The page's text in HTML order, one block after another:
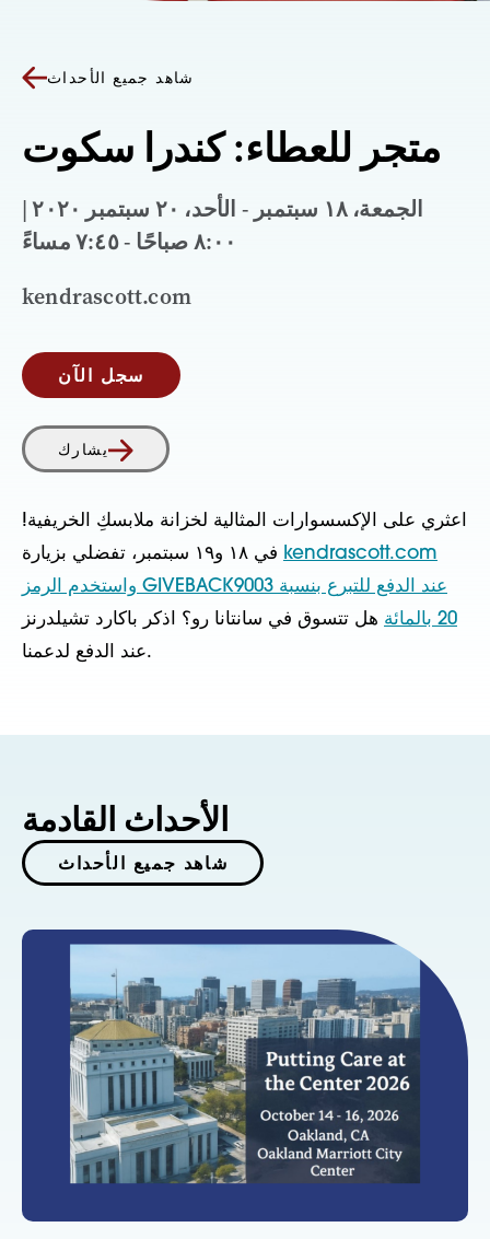
شاهد جميع الأحداث
متجر للعطاء: كندرا سكوت
الجمعة، ١٨ سبتمبر - الأحد، ٢٠ سبتمبر ٢٠٢٠ |
٨:٠٠ صباحًا - ٧:٤٥ مساءً
kendrascott.com
سجل الآن
يشارك
اعثري على الإكسسوارات المثالية لخزانة ملابسكِ الخريفية!
kendrascott.com
واستخدم الرمز GIVEBACK9003 عند الدفع للتبرع بنسبة
20 بالمائة
هل تتسوق في سانتانا رو؟ اذكر باكارد تشيلدرنز
عند الدفع لدعمنا.
الأحداث القادمة
شاهد جميع الأحداث